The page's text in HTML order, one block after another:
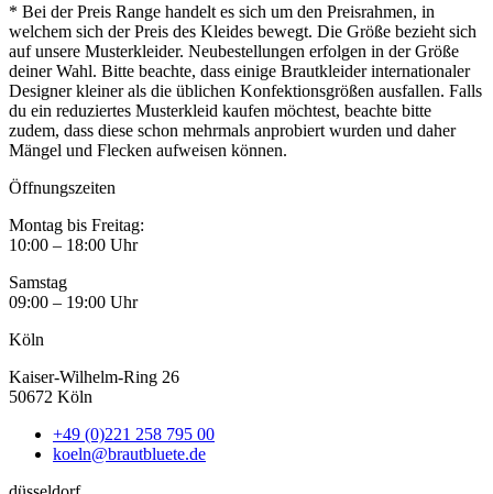
* Bei der Preis Range handelt es sich um den Preisrahmen, in
welchem sich der Preis des Kleides bewegt. Die Größe bezieht sich
auf unsere Musterkleider. Neubestellungen erfolgen in der Größe
deiner Wahl. Bitte beachte, dass einige Brautkleider internationaler
Designer kleiner als die üblichen Konfektionsgrößen ausfallen. Falls
du ein reduziertes Musterkleid kaufen möchtest, beachte bitte
zudem, dass diese schon mehrmals anprobiert wurden und daher
Mängel und Flecken aufweisen können.
Öffnungszeiten
Montag bis Freitag:
10:00 – 18:00 Uhr
Samstag
09:00 – 19:00 Uhr
Köln
Kaiser-Wilhelm-Ring 26
50672 Köln
+49 (0)221 258 795 00
koeln@brautbluete.de